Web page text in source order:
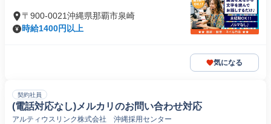
〒900-0021沖縄県那覇市泉崎
時給1400円以上
気になる
契約社員
(電話対応なし)メルカリのお問い合わせ対応
アルティウスリンク株式会社 沖縄採用センター